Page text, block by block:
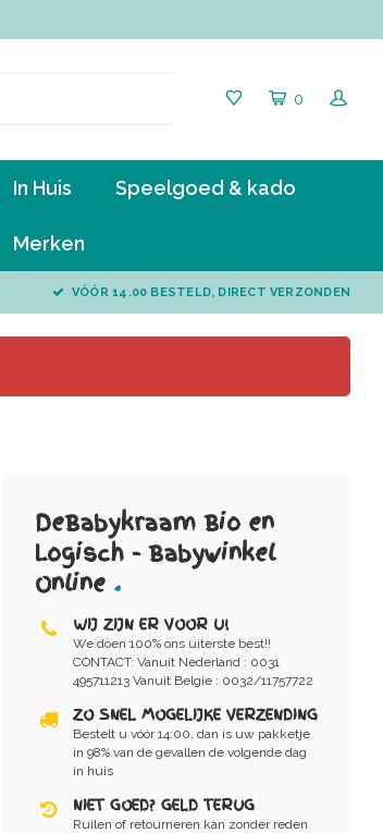
0
In Huis Speelgoed & kado
Merken
VÓÓR 14.00 BESTELD, DIRECT VERZONDEN
DeBabykraam Bio en
Logisch - Babywinkel
Online .
WIJ ZIJN ER VOOR U!
We doen 100% ons uiterste best!!
CONTACT: Vanuit Nederland : 0031
495711213 Vanuit Belgie : 0032/11757722
ZO SNEL MOGELIJKE VERZENDING
Bestelt u vóór 14:00, dan is uw pakketje
in 98% van de gevallen de volgende dag
in huis
NIET GOED? GELD TERUG
Ruilen of retourneren kan zonder reden